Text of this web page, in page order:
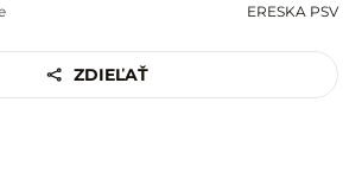
ERESKA PSV
ZDIEĽAŤ